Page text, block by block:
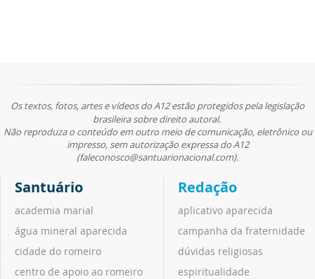
Os textos, fotos, artes e vídeos do A12 estão protegidos pela legislação
brasileira sobre direito autoral.
Não reproduza o conteúdo em outro meio de comunicação, eletrônico ou
impresso, sem autorização expressa do A12
(faleconosco@santuarionacional.com).
Santuário
academia marial
água mineral aparecida
cidade do romeiro
centro de apoio ao romeiro
Redação
aplicativo aparecida
campanha da fraternidade
dúvidas religiosas
espiritualidade